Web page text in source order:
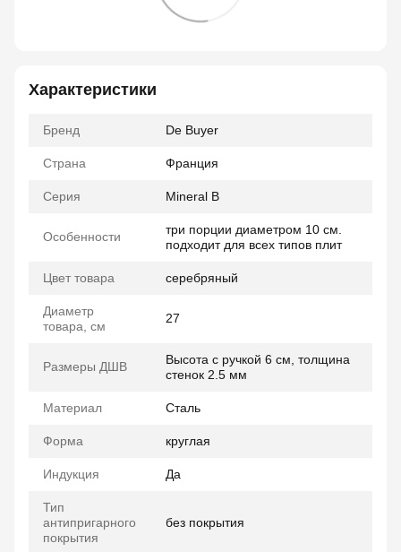
Характеристики
Бренд De Buyer
Страна Франция
Серия Mineral B
Особенности
три порции диаметром 10 см.
подходит для всех типов плит
Цвет товара серебряный
Диаметр
товара, см
27
Размеры ДШВ
Высота с ручкой 6 см, толщина
стенок 2.5 мм
Материал Сталь
Форма круглая
Индукция Да
Тип
антипригарного
покрытия
без покрытия